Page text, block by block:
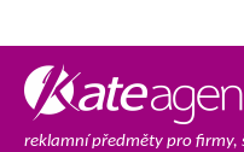
reklamní předměty pro firmy,